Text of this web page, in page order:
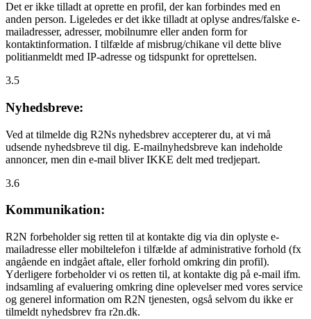
Det er ikke tilladt at oprette en profil, der kan forbindes med en
anden person. Ligeledes er det ikke tilladt at oplyse andres/falske e-
mailadresser, adresser, mobilnumre eller anden form for
kontaktinformation. I tilfælde af misbrug/chikane vil dette blive
politianmeldt med IP-adresse og tidspunkt for oprettelsen.
3.5
Nyhedsbreve:
Ved at tilmelde dig R2Ns nyhedsbrev accepterer du, at vi må
udsende nyhedsbreve til dig. E-mailnyhedsbreve kan indeholde
annoncer, men din e-mail bliver IKKE delt med tredjepart.
3.6
Kommunikation:
R2N forbeholder sig retten til at kontakte dig via din oplyste e-
mailadresse eller mobiltelefon i tilfælde af administrative forhold (fx
angående en indgået aftale, eller forhold omkring din profil).
Yderligere forbeholder vi os retten til, at kontakte dig på e-mail ifm.
indsamling af evaluering omkring dine oplevelser med vores service
og generel information om R2N tjenesten, også selvom du ikke er
tilmeldt nyhedsbrev fra r2n.dk.